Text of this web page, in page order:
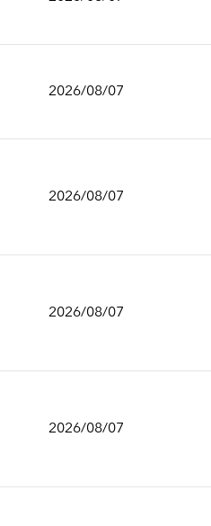
2026/08/07
2026/08/07
2026/08/07
2026/08/07